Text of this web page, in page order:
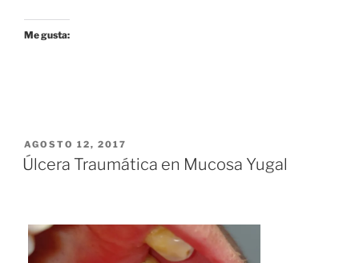
Me gusta:
POSTED
ON
AGOSTO 12, 2017
Úlcera Traumática en Mucosa Yugal